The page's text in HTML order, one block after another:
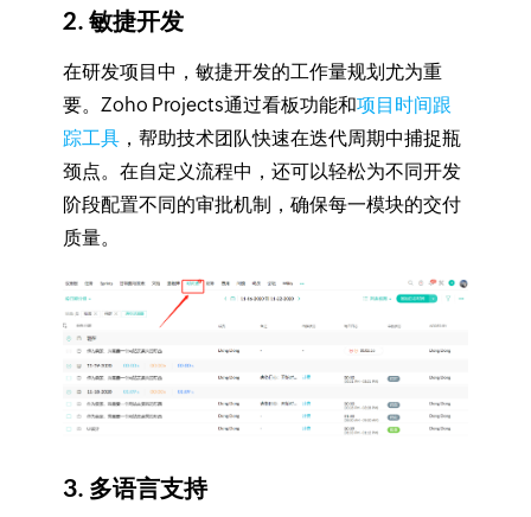
2. 敏捷开发
在研发项目中，敏捷开发的工作量规划尤为重
要。Zoho Projects通过看板功能和项目时间跟
踪工具，帮助技术团队快速在迭代周期中捕捉瓶
颈点。在自定义流程中，还可以轻松为不同开发
阶段配置不同的审批机制，确保每一模块的交付
质量。
3. 多语言支持